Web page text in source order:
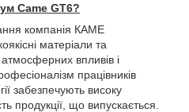
Came GT6?
компанія КАМЕ
матеріали та
атмосферних впливів і
працівників
забезпечують високу
продукції, що випускається.